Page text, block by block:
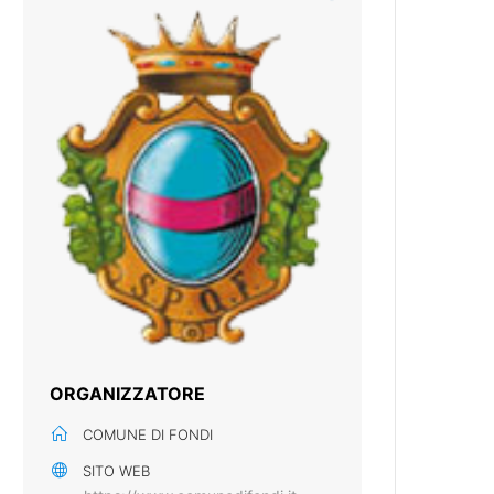
ORGANIZZATORE
COMUNE DI FONDI
SITO WEB